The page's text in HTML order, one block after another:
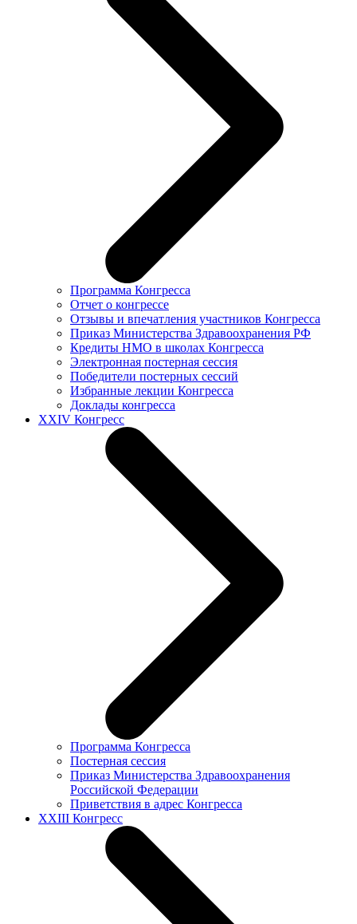
Программа Конгресса
Отчет о конгрессе
Отзывы и впечатления участников Конгресса
Приказ Министерства Здравоохранения РФ
Кредиты НМО в школах Конгресса
Электронная постерная сессия
Победители постерных сессий
Избранные лекции Конгресса
Доклады конгресса
XXIV Конгресс
Программа Конгресса
Постерная сессия
Приказ Министерства Здравоохранения
Российской Федерации
Приветствия в адрес Конгресса
XXIII Конгресс